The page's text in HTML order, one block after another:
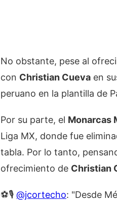
No obstante, pese al
con Christian Cueva en
peruano en la plantilla de
Por su parte, el Monarcas
Liga MX, donde fue
tabla. Por lo tanto,
ofrecimiento de Christian
⚽️🎙️ @jcortecho: "Desde